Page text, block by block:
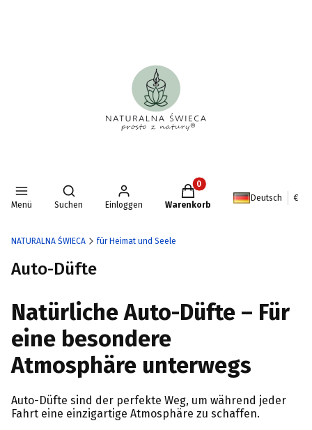
Menü
Suchmaschine öffnen
Suchen Einloggen
Produkte im Warenkorb: 0.
Warenkorb
Deutsch €
NATURALNA ŚWIECA für Heimat und Seele
Auto-Düfte
Natürliche Auto-Düfte – Für
eine besondere
Atmosphäre unterwegs
Auto-Düfte sind der perfekte Weg, um während jeder
Fahrt eine einzigartige Atmosphäre zu schaffen.